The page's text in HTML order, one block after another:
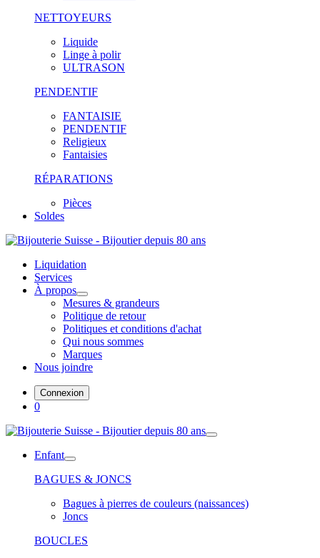
NETTOYEURS
Liquide
Linge à polir
ULTRASON
PENDENTIF
FANTAISIE
PENDENTIF
Religieux
Fantaisies
RÉPARATIONS
Pièces
Soldes
Liquidation
Services
À propos
Mesures & grandeurs
Politique de retour
Politiques et conditions d'achat
Qui nous sommes
Marques
Nous joindre
Connexion
0
Enfant
BAGUES & JONCS
Bagues à pierres de couleurs (naissances)
Joncs
BOUCLES